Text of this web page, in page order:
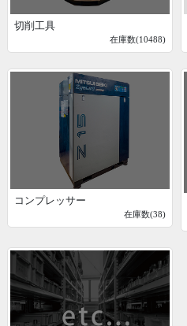
切削工具
在庫数(10488)
コンプレッサー
在庫数(38)